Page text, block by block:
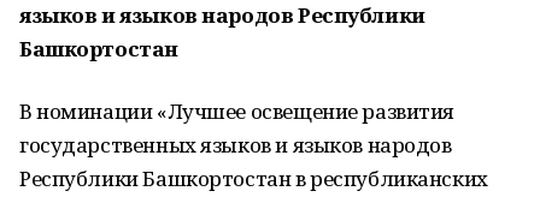
языков и языков народов Республики
Башкортостан
В номинации «Лучшее освещение развития
государственных языков и языков народов
Республики Башкортостан в республиканских